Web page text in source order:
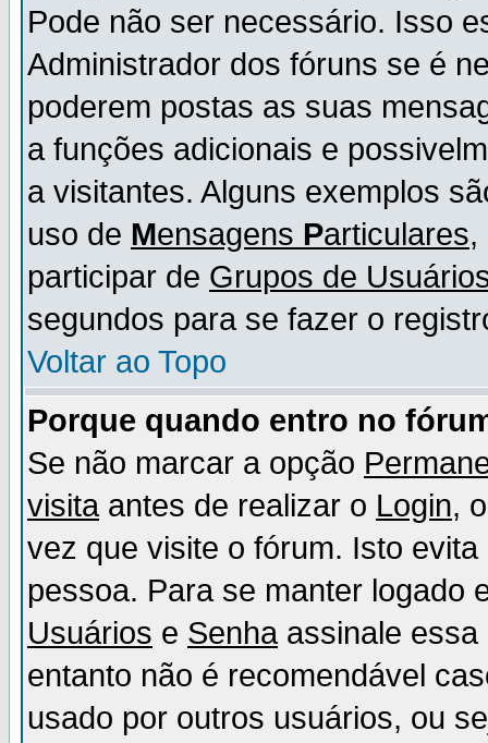
Pode não ser necessário. Isso
Administrador dos fóruns se é
poderem postas as suas
a funções adicionais e
a visitantes. Alguns exemplos
uso de Mensagens Particulares,
participar de Grupos de
segundos para se fazer o
Voltar ao Topo
Porque quando entro no
Se não marcar a opção
visitaantes de realizar o Login,
vez que visite o fórum. Isto
pessoa. Para se manter
Usuários e Senhaassinale essa
entanto não é recomendável
usado por outros usuários, ou